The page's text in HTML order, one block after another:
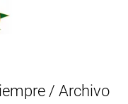
/ Archivo